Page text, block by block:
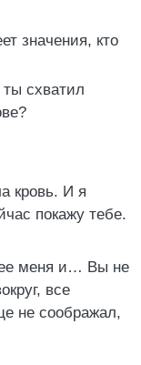
значения, кто
схватил
кровь. И я
покажу тебе.
меня и… Вы не
все
не соображал,